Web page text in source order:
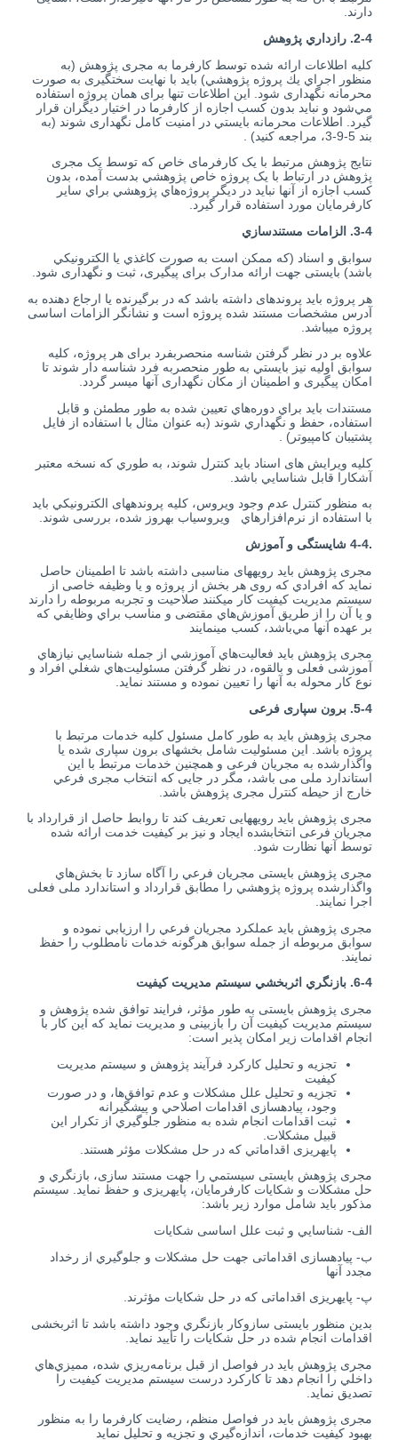
دارند.
2-4. رازداري پژوهش
كليه اطلاعات ارائه شده توسط کارفرما به مجری پژوهش (به
منظور اجراي يك پروژه پژوهشي) بايد با نهایت سخت­گیری به صورت
محرمانه نگهداری شود. اين اطلاعات تنها برای همان پروژه استفاده
مي‌شود و نبايد بدون کسب اجازه از کارفرما در اختیار دیگران قرار
گيرد. اطلاعات محرمانه بايستي در امنیت کامل نگهداری شوند (به
بند 5-9-3، مراجعه كنيد) .
نتايج پژوهش مرتبط با یک کارفرمای خاص كه توسط یک مجری
پژوهش در ارتباط با یک پروژه خاص پژوهشي بدست آمده، بدون
کسب اجازه از آنها نبايد در دیگر پروژه‌هاي پژوهشي براي ساير
کارفرمایان مورد استفاده قرار گيرد.
3-4. الزامات مستندسازي
سوابق و اسناد (كه ممكن است به صورت كاغذي يا الكترونيكي
باشد) بایستی جهت ارائه مدارک برای پیگیری، ثبت و نگهداری شود.
هر پروژه بايد پرونده­ای داشته باشد که در برگیرنده یا ارجاع دهنده به
آدرس مشخصات مستند شده پروژه است و نشانگر الزامات اساسی
پروژه می­باشد.
علاوه بر در نظر گرفتن شناسه منحصربفرد برای هر پروژه، کلیه
سوابق اولیه نیز بايستي به طور منحصربه فرد شناسه دار شوند تا
امکان پیگیری و اطمینان از مکان نگهداری آن­ها میسر گردد.
مستندات بايد براي دوره‌هاي تعیین شده به طور مطمئن و قابل
استفاده، حفظ و نگهداري شوند (به عنوان مثال با استفاده از فايل
پشتيبان كامپيوتر) .
کلیه ویرایش های اسناد بايد كنترل شوند، به طوري كه نسخه معتبر
آشکارا قابل شناسايي باشد.
به منظور کنترل عدم وجود ویروس، کلیه پرونده­های الكترونيكي بايد
با استفاده از نرم‌افزارهاي ويروس­یاب به­روز شده، بررسی شوند.
.4-4 شایستگی و آموزش
مجری پژوهش بايد رویه­های مناسبی داشته باشد تا اطمینان حاصل
نماید که افرادي كه روی هر بخش از پروژه و یا وظیفه خاصی از
سيستم مديريت كيفيت کار می­کنند صلاحيت و تجربه مربوطه را دارند
و یا آن را از طریق آموزش‌هاي مقتضی و مناسب براي وظايفي كه
بر عهده آن­ها مي‌باشد، کسب می­نمایند
مجری پژوهش بايد فعاليت‌هاي آموزشي از جمله شناسايي نيازهاي
آموزشی فعلی و بالقوه، در نظر گرفتن مسئوليت‌هاي شغلي افراد و
نوع كار محوله به آن­ها را تعیین نموده و مستند نمايد.
5-4. برون سپاری فرعی
مجری پژوهش بايد به طور كامل مسئول کلیه خدمات مرتبط با
پروژه باشد. این مسئولیت شامل بخشهای برون سپاری شده یا
واگذارشده به مجریان فرعی و همچنین خدمات مرتبط با اين
استاندارد ملی می باشد، مگر در جایی كه انتخاب مجری فرعي
خارج از حیطه كنترل مجری پژوهش ‌باشد.
مجری پژوهش بايد رویه­هایی تعريف كند تا روابط حاصل از قرارداد با
مجریان فرعی انتخاب‏شده ايجاد و نيز بر كيفيت خدمت ارائه شده
توسط آن­ها نظارت شود.
مجری پژوهش بایستی مجریان فرعي را آگاه سازد تا بخش‌هاي
واگذارشده پروژه پژوهشي را مطابق قرارداد و استاندارد ملی فعلی
اجرا نمايند.
مجری پژوهش بايد عملكرد مجریان فرعي را ارزيابي نموده و
سوابق مربوطه از جمله سوابق هرگونه خدمات نامطلوب را حفظ
نمایند.
6-4. بازنگري اثربخشي سيستم مديريت كيفيت
مجری پژوهش بایستی به طور مؤثر، فرایند توافق شده پژوهش و
سيستم مديريت كيفيت آن را بازبینی و مدیریت نماید كه اين كار با
انجام اقدامات زیر امکان پذیر است:
تجزيه و تحليل كاركرد فرآيند پژوهش و سيستم مديريت
كيفيت
تجزيه و تحليل علل مشكلات و عدم توافق‌ها، و در صورت
وجود، پیاده­سازی اقدامات اصلاحي و پيشگيرانه
ثبت اقدامات انجام شده به منظور جلوگيري از تكرار این
قبیل مشكلات.
پایه­ریزی اقداماتي كه در حل مشكلات مؤثر هستند.
مجری پژوهش بايستی سيستمي را جهت مستند سازی، بازنگري و
حل مشكلات و شكايات کارفرمایان، پایه­ریزی و حفظ نمايد. سيستم
مذكور بايد شامل موارد زیر باشد:
الف- شناسايي و ثبت علل اساسی شكايات
ب- پیاده­سازی اقداماتی جهت حل مشكلات و جلوگيري از رخداد
مجدد آن­ها
پ- پایه­ریزی اقداماتی که در حل شكايات مؤثرند.
بدین منظور بایستی سازوکار بازنگري وجود داشته باشد تا اثربخشی
اقدامات انجام شده در حل شكايات را تأیید نماید.
مجری پژوهش بايد در فواصل از قبل برنامه‌ريزي شده، مميزي‌هاي
داخلي را انجام دهد تا كاركرد درست سيستم مديريت كيفيت را
تصدیق نماید.
مجری پژوهش بايد در فواصل منظم، رضايت کارفرما را به منظور
بهبود كيفيت خدمات، اندازه‌گيري و تجزيه و تحليل نماید